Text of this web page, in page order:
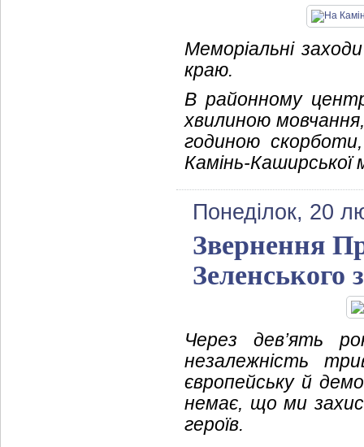
Меморіальні
краю.
В районному
хвилиною
годиною
Камінь-Каширської
Понеділок, 20
Звернення
Зеленського
Через дев’ять
незалежність
європейську й
немає, що ми
героїв.